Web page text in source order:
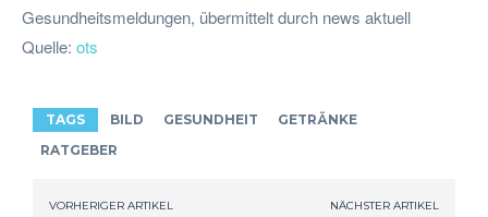
Gesundheitsmeldungen, übermittelt durch news aktuell
Quelle: ots
TAGS BILD GESUNDHEIT
GETRÄNKE
RATGEBER
VORHERIGER ARTIKEL NÄCHSTER ARTIKEL